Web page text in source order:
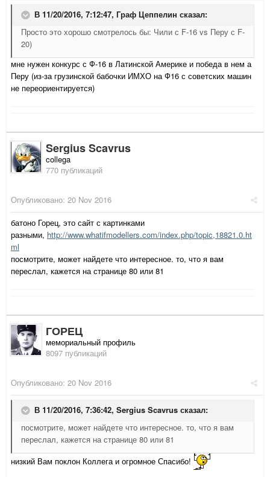
В 11/20/2016, 7:12:47, Граф Цеппелин сказал:
Просто это хорошо смотрелось бы: Чили с F-16 vs Перу с F-
20)
мне нужен конкурс с Ф-16 в Латинской Америке и победа в нем а
Перу (из-за грузинской бабочки ИМХО на Ф16 с советских машин
не переориентируется)
Sergius Scavrus
collega
770 публикаций
Опубликовано: 20 Nov 2016
батоно Горец, это сайт с картинками
разными, http://www.whatifmodellers.com/index.php/topic,18821.0.ht
ml
посмотрите, может найдете что интересное. то, что я вам
переслал, кажется на странице 80 или 81
ГОРЕЦ
мемориальный профиль
8097 публикаций
Опубликовано: 20 Nov 2016
В 11/20/2016, 7:36:42, Sergius Scavrus сказал:
посмотрите, может найдете что интересное. то, что я вам
переслал, кажется на странице 80 или 81
низкий Вам поклон Коллега и огромное Спасибо!